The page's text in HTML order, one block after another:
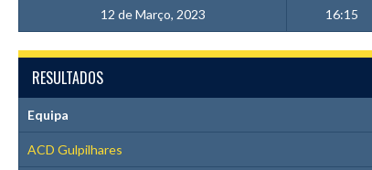
12 de Março, 2023 16:15
RESULTADOS
Equipa
ACD Gulpilhares